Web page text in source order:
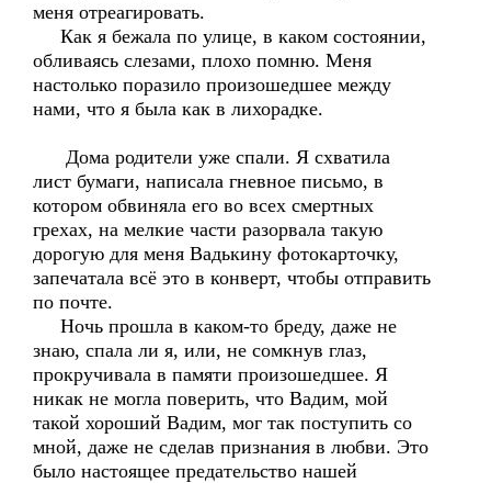
меня отреагировать.
Как я бежала по улице, в каком состоянии,
обливаясь слезами, плохо помню. Меня
настолько поразило произошедшее между
нами, что я была как в лихорадке.
Дома родители уже спали. Я схватила
лист бумаги, написала гневное письмо, в
котором обвиняла его во всех смертных
грехах, на мелкие части разорвала такую
дорогую для меня Вадькину фотокарточку,
запечатала всё это в конверт, чтобы отправить
по почте.
Ночь прошла в каком-то бреду, даже не
знаю, спала ли я, или, не сомкнув глаз,
прокручивала в памяти произошедшее. Я
никак не могла поверить, что Вадим, мой
такой хороший Вадим, мог так поступить со
мной, даже не сделав признания в любви. Это
было настоящее предательство нашей